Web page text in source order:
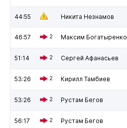
44:55 Никита Незнамов
46:57 2 Максим Богатыренко
51:14 2 Сергей Афанасьев
53:26 2 Кирилл Тамбиев
53:26 2 Рустам Бегов
56:17 2 Рустам Бегов